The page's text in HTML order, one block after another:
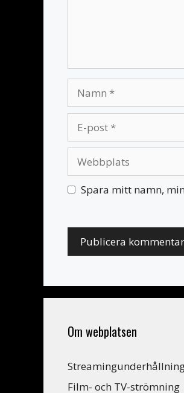
post
Spara mitt namn,
Om webplatsen
Film- och TV-strömning